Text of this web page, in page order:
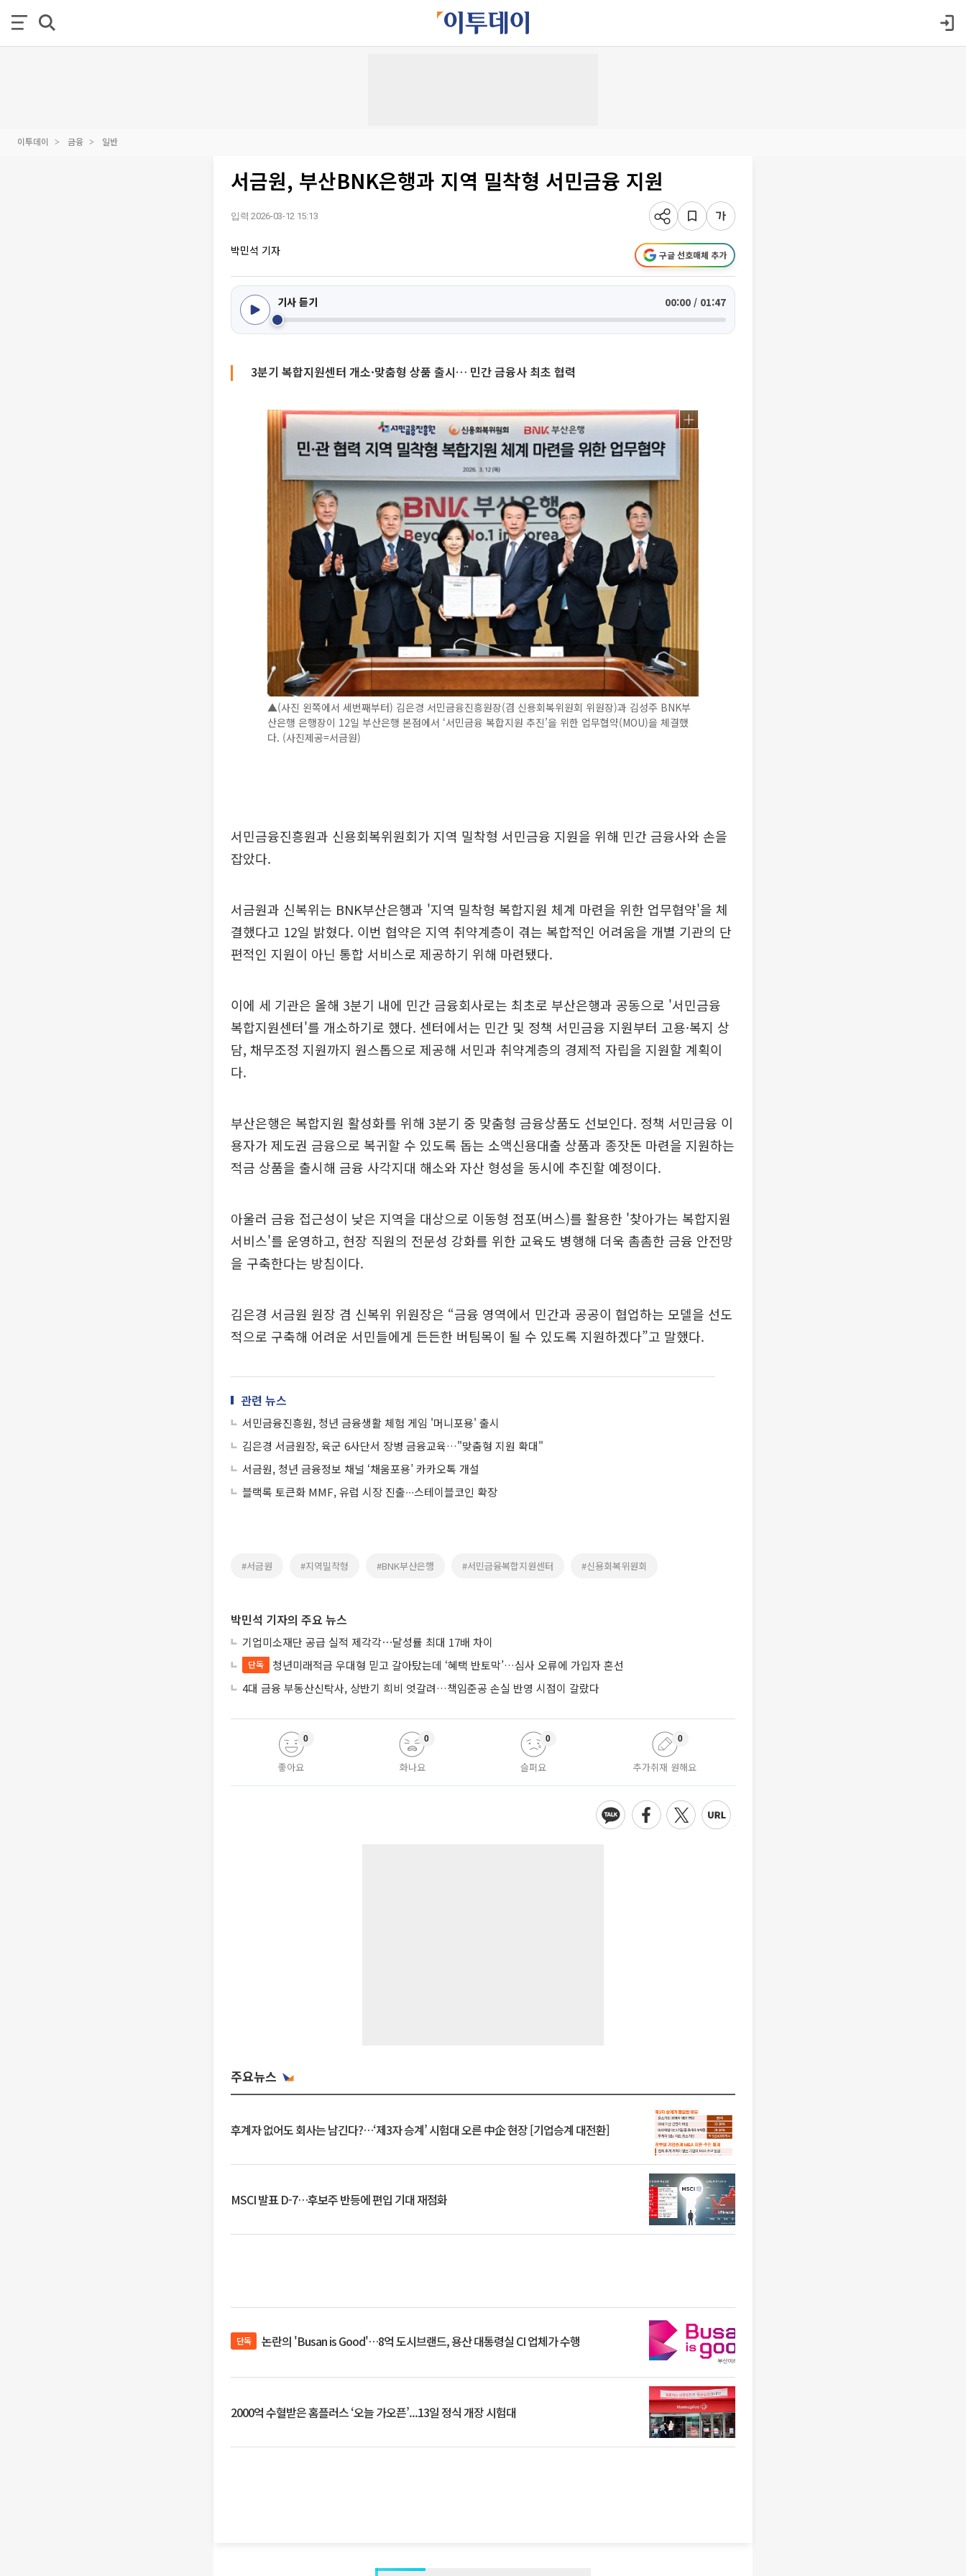
이투데이 금융 일반
서금원, 부산BNK은행과 지역 밀착형 서민금융 지원
입력 2026-03-12 15:13
박민석 기자 구글 선호매체 추가
기사 듣기 00:00 / 01:47
3분기 복합지원센터 개소·맞춤형 상품 출시… 민간 금융사 최초 협력
▲(사진 왼쪽에서 세번째부터) 김은경 서민금융진흥원장(겸 신용회복위원회 위원장)과 김성주 BNK부
산은행 은행장이 12일 부산은행 본점에서 ‘서민금융 복합지원 추진’을 위한 업무협약(MOU)을 체결했
다. (사진제공=서금원)
서민금융진흥원과 신용회복위원회가 지역 밀착형 서민금융 지원을 위해 민간 금융사와 손을
잡았다.
서금원과 신복위는 BNK부산은행과 '지역 밀착형 복합지원 체계 마련을 위한 업무협약'을 체
결했다고 12일 밝혔다. 이번 협약은 지역 취약계층이 겪는 복합적인 어려움을 개별 기관의 단
편적인 지원이 아닌 통합 서비스로 제공하기 위해 마련됐다.
이에 세 기관은 올해 3분기 내에 민간 금융회사로는 최초로 부산은행과 공동으로 '서민금융
복합지원센터'를 개소하기로 했다. 센터에서는 민간 및 정책 서민금융 지원부터 고용·복지 상
담, 채무조정 지원까지 원스톱으로 제공해 서민과 취약계층의 경제적 자립을 지원할 계획이
다.
부산은행은 복합지원 활성화를 위해 3분기 중 맞춤형 금융상품도 선보인다. 정책 서민금융 이
용자가 제도권 금융으로 복귀할 수 있도록 돕는 소액신용대출 상품과 종잣돈 마련을 지원하는
적금 상품을 출시해 금융 사각지대 해소와 자산 형성을 동시에 추진할 예정이다.
아울러 금융 접근성이 낮은 지역을 대상으로 이동형 점포(버스)를 활용한 '찾아가는 복합지원
서비스'를 운영하고, 현장 직원의 전문성 강화를 위한 교육도 병행해 더욱 촘촘한 금융 안전망
을 구축한다는 방침이다.
김은경 서금원 원장 겸 신복위 위원장은 “금융 영역에서 민간과 공공이 협업하는 모델을 선도
적으로 구축해 어려운 서민들에게 든든한 버팀목이 될 수 있도록 지원하겠다”고 말했다.
관련 뉴스
서민금융진흥원, 청년 금융생활 체험 게임 '머니포용' 출시
김은경 서금원장, 육군 6사단서 장병 금융교육…"맞춤형 지원 확대"
서금원, 청년 금융정보 채널 ‘채움포용’ 카카오톡 개설
블랙록 토큰화 MMF, 유럽 시장 진출∙∙∙스테이블코인 확장
#서금원 #지역밀착형 #BNK부산은행 #서민금융복합지원센터 #신용회복위원회
박민석 기자의 주요 뉴스
기업미소재단 공급 실적 제각각⋯달성률 최대 17배 차이
단독
청년미래적금 우대형 믿고 갈아탔는데 ‘혜택 반토막’…심사 오류에 가입자 혼선
4대 금융 부동산신탁사, 상반기 희비 엇갈려…책임준공 손실 반영 시점이 갈랐다
좋아요
0
화나요
0
슬퍼요
0
추가취재 원해요
0
주요뉴스
후계자 없어도 회사는 남긴다?…‘제3자 승계’ 시험대 오른 中企 현장 [기업승계 대전환]
MSCI 발표 D-7…후보주 반등에 편입 기대 재점화
단독 논란의 'Busan is Good'…8억 도시브랜드, 용산 대통령실 CI 업체가 수행
2000억 수혈받은 홈플러스 ‘오늘 가오픈’...13일 정식 개장 시험대